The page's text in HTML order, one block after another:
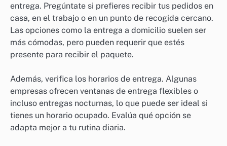
entrega. Pregúntate si prefieres recibir tus pedidos en
casa, en el trabajo o en un punto de recogida cercano.
Las opciones como la entrega a domicilio suelen ser
más cómodas, pero pueden requerir que estés
presente para recibir el paquete.
Además, verifica los horarios de entrega. Algunas
empresas ofrecen ventanas de entrega flexibles o
incluso entregas nocturnas, lo que puede ser ideal si
tienes un horario ocupado. Evalúa qué opción se
adapta mejor a tu rutina diaria.